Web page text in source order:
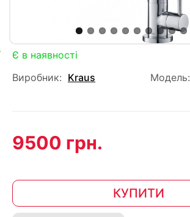
Є в наявності
Виробник: Kraus Модель:
9500 грн.
КУПИТИ